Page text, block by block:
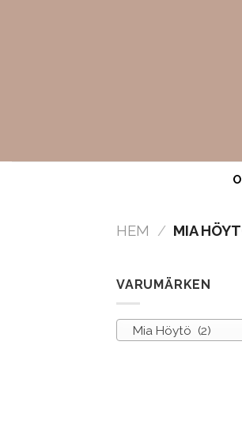
HEM / MIA
VARUMÄRKEN
Mia Höytö (2)